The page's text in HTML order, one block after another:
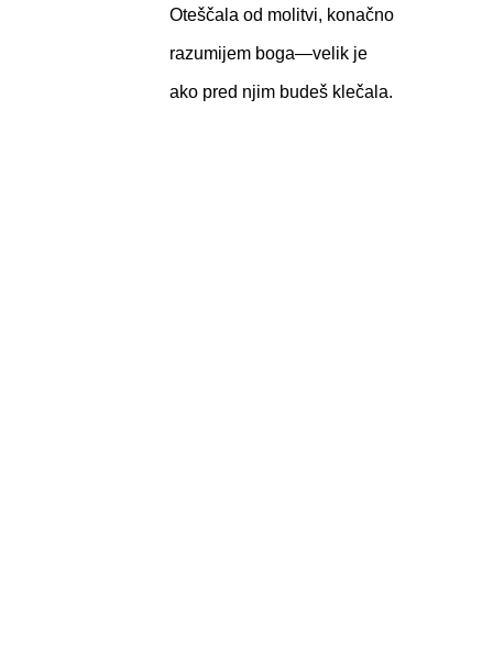
Oteščala od molitvi, konačno
razumijem boga—velik je
ako pred njim budeš klečala.